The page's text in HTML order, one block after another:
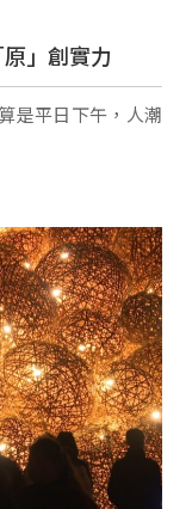
」創實力
是平日下午，人潮